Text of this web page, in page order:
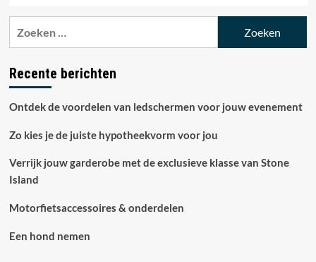
Recente berichten
Ontdek de voordelen van ledschermen voor jouw evenement
Zo kies je de juiste hypotheekvorm voor jou
Verrijk jouw garderobe met de exclusieve klasse van Stone
Island
Motorfietsaccessoires & onderdelen
Een hond nemen